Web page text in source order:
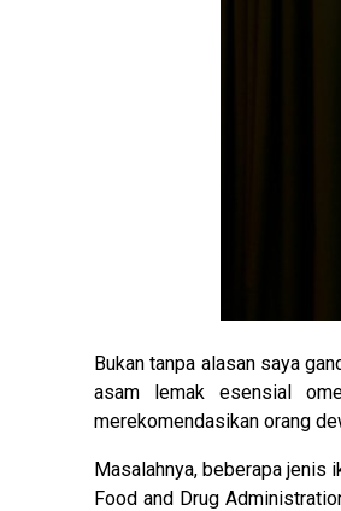
Bukan tanpa alasan saya
asam lemak esensial
merekomendasikan orang
Masalahnya, beberapa jenis
Food and Drug